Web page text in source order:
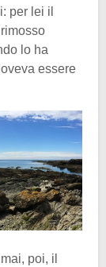
per lei il
lo ha
essere
poi, il